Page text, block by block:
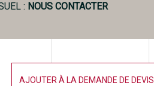
: NOUS CONTACTER
AJOUTER À LA DEMANDE DE DEVIS